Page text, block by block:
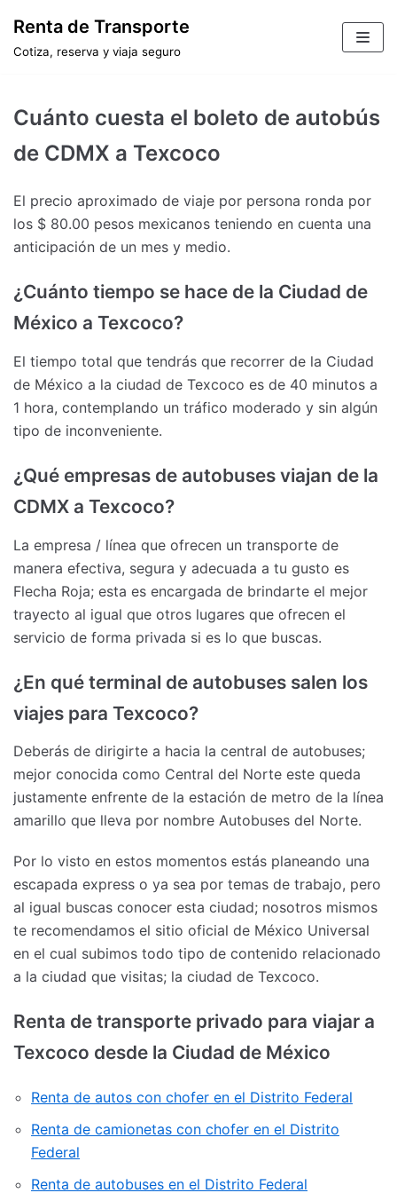
Saltar
al
Renta de Transporte
Cotiza, reserva y viaja seguro
Cuánto cuesta el boleto de autobús
de CDMX a Texcoco
El precio aproximado de viaje por persona ronda por
los $ 80.00 pesos mexicanos teniendo en cuenta una
anticipación de un mes y medio.
¿Cuánto tiempo se hace de la Ciudad de
México a Texcoco?
El tiempo total que tendrás que recorrer de la Ciudad
de México a la ciudad de Texcoco es de 40 minutos a
1 hora, contemplando un tráfico moderado y sin algún
tipo de inconveniente.
¿Qué empresas de autobuses viajan de la
CDMX a Texcoco?
La empresa / línea que ofrecen un transporte de
manera efectiva, segura y adecuada a tu gusto es
Flecha Roja; esta es encargada de brindarte el mejor
trayecto al igual que otros lugares que ofrecen el
servicio de forma privada si es lo que buscas.
¿En qué terminal de autobuses salen los
viajes para Texcoco?
Deberás de dirigirte a hacia la central de autobuses;
mejor conocida como Central del Norte este queda
justamente enfrente de la estación de metro de la línea
amarillo que lleva por nombre Autobuses del Norte.
Por lo visto en estos momentos estás planeando una
escapada express o ya sea por temas de trabajo, pero
al igual buscas conocer esta ciudad; nosotros mismos
te recomendamos el sitio oficial de México Universal
en el cual subimos todo tipo de contenido relacionado
a la ciudad que visitas; la ciudad de Texcoco.
Renta de transporte privado para viajar a
Texcoco desde la Ciudad de México
Renta de autos con chofer en el Distrito Federal
Renta de camionetas con chofer en el Distrito
Federal
Renta de autobuses en el Distrito Federal